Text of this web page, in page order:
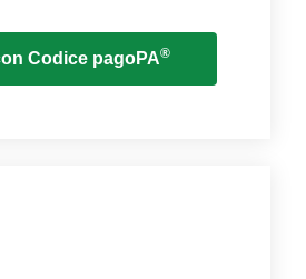
Codice pagoPA®